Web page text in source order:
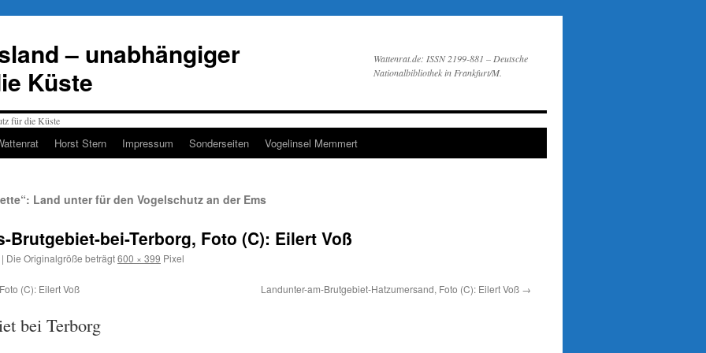
– unabhängiger
Küste
Wattenrat.de: ISSN 2199-881 – Deutsche
Nationalbibliothek in Frankfurt/M.
Horst Stern Impressum Sonderseiten Vogelinsel Memmert
Land unter für den Vogelschutz an der Ems
Brutgebiet-bei-Terborg, Foto (C): Eilert Voß
| Die Originalgröße beträgt600 × 399 Pixel
(C): Eilert Voß Landunter-am-Brutgebiet-Hatzumersand, Foto (C): Eilert Voß
bei Terborg